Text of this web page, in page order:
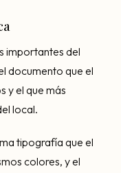
importantes del
documento que el
y el que más
local.
tipografía que el
colores, y el